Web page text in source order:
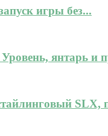
игры без...
янтарь и
SLX,